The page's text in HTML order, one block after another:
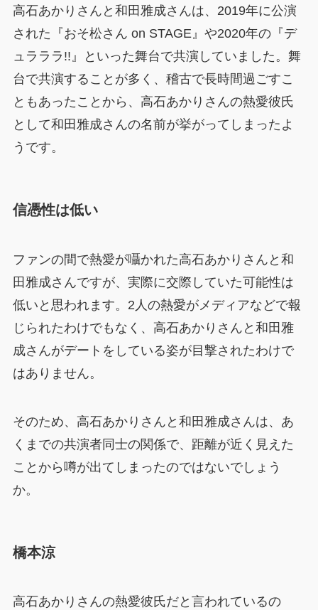
高石あかりさんと和田雅成さんは、2019年に公演
された『おそ松さん on STAGE』や2020年の『デ
ュラララ!!』といった舞台で共演していました。舞
台で共演することが多く、稽古で長時間過ごすこ
ともあったことから、高石あかりさんの熱愛彼氏
として和田雅成さんの名前が挙がってしまったよ
うです。
信憑性は低い
ファンの間で熱愛が囁かれた高石あかりさんと和
田雅成さんですが、実際に交際していた可能性は
低いと思われます。2人の熱愛がメディアなどで報
じられたわけでもなく、高石あかりさんと和田雅
成さんがデートをしている姿が目撃されたわけで
はありません。
そのため、高石あかりさんと和田雅成さんは、あ
くまでの共演者同士の関係で、距離が近く見えた
ことから噂が出てしまったのではないでしょう
か。
橋本涼
高石あかりさんの熱愛彼氏だと言われているの